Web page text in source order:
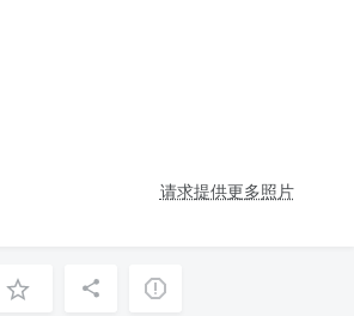
请求提供更多照片